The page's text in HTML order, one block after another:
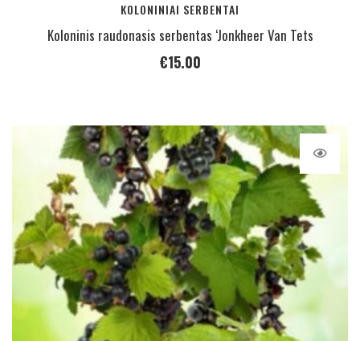
KOLONINIAI SERBENTAI
Koloninis raudonasis serbentas ‘Jonkheer Van Tets
€15.00